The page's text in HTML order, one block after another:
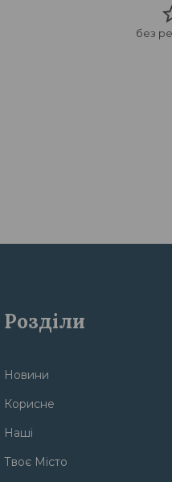
без
Розділи
Новини
Корисне
Наші
Твоє Місто